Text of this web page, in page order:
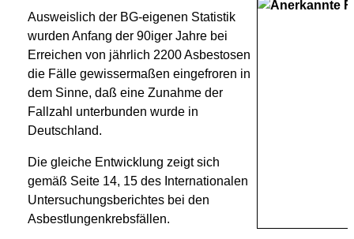
Ausweislich der BG-eigenen Statistik
wurden Anfang der 90iger Jahre bei
Erreichen von jährlich 2200 Asbestosen
die Fälle gewissermaßen eingefroren in
dem Sinne, daß eine Zunahme der
Fallzahl unterbunden wurde in
Deutschland.
Die gleiche Entwicklung zeigt sich
gemäß Seite 14, 15 des Internationalen
Untersuchungsberichtes bei den
Asbestlungenkrebsfällen.